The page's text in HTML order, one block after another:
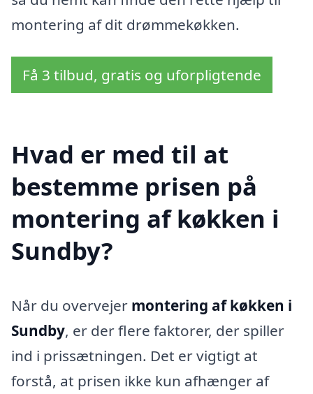
montering af dit drømmekøkken.
Få 3 tilbud, gratis og uforpligtende
Hvad er med til at
bestemme prisen på
montering af køkken i
Sundby?
Når du overvejer montering af køkken i
Sundby, er der flere faktorer, der spiller
ind i prissætningen. Det er vigtigt at
forstå, at prisen ikke kun afhænger af